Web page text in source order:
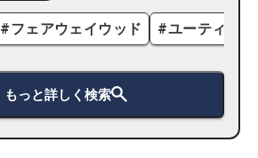
#フェアウェイウッド #ユーティリ
もっと詳しく検索